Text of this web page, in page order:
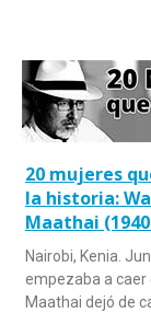
20 mujeres
la historia:
Maathai
Nairobi, Kenia.
empezaba a caer
Maathai dejó de